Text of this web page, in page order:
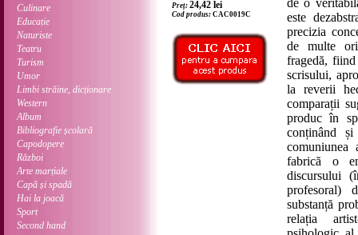
Culinare
Educație
Naturiste
Teatru
Turism
Umor
Limbi străine, dicționare
Western
Album
Bibliografie școlară
Capodopere
Război
Arte marțiale
Capă și spadă
Hai la joacă
Sport
Second hand
Preț: 24,42 lei
Cod produs: CAC0019C
de o
este
precizia
de multe
fragedă,
scrisului,
la reverii
comparații
produc în
conținând
fabrică o
discursului
profesoral)
substanță
relația